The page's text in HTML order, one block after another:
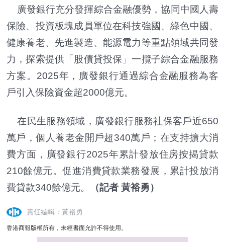
廣發銀行充分發揮綜合金融優勢，協同中國人壽
保險、投資板塊成員單位在科技強國、綠色中國、
健康養老、先進製造、能源電力等重點領域共同發
力，探索提供「股債貸投保」一攬子綜合金融服務
方案。2025年，廣發銀行通過綜合金融服務為客
戶引入保險資金超2000億元。
在民生服務領域，廣發銀行服務社保客戶近650
萬戶，個人養老金開戶超340萬戶；在支持擴大消
費方面，廣發銀行2025年累計發放住房按揭貸款
210餘億元。促進消費貸款業務發展，累計投放消
費貸款340餘億元。
（記者 黃裕勇）
責任編輯：黃裕勇
香港商報版權所有，未經書面允許不得使用。